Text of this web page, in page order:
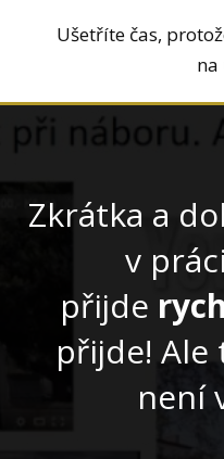
Ušetříte čas,
na
Zkrátka a
v
přijde
přijde! Ale
není